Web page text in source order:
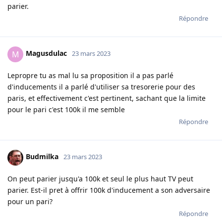
parier.
Répondre
M Magusdulac 23 mars 2023
Lepropre tu as mal lu sa proposition il a pas parlé
d'inducements il a parlé d'utiliser sa tresorerie pour des
paris, et effectivement c'est pertinent, sachant que la limite
pour le pari c'est 100k il me semble
Répondre
Budmilka 23 mars 2023
On peut parier jusqu'a 100k et seul le plus haut TV peut
parier. Est-il pret à offrir 100k d'inducement a son adversaire
pour un pari?
Répondre